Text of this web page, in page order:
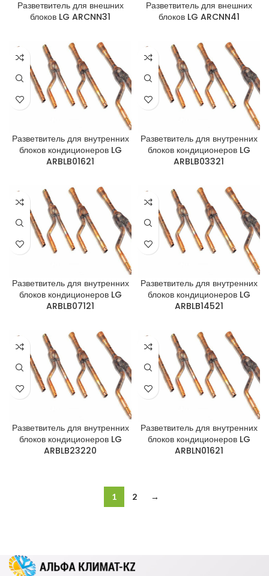
Разветвитель для внешних
блоков LG ARCNN31
Разветвитель для внешних
блоков LG ARCNN41
Разветвитель для внутренних
блоков кондиционеров LG
ARBLB01621
Разветвитель для внутренних
блоков кондиционеров LG
ARBLB03321
Разветвитель для внутренних
блоков кондиционеров LG
ARBLB07121
Разветвитель для внутренних
блоков кондиционеров LG
ARBLB14521
Разветвитель для внутренних
блоков кондиционеров LG
ARBLB23220
Разветвитель для внутренних
блоков кондиционеров LG
ARBLN01621
1 2 →